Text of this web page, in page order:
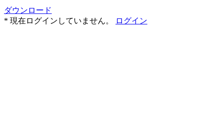
ダウンロード
* 現在ログインしていません。
ログイン